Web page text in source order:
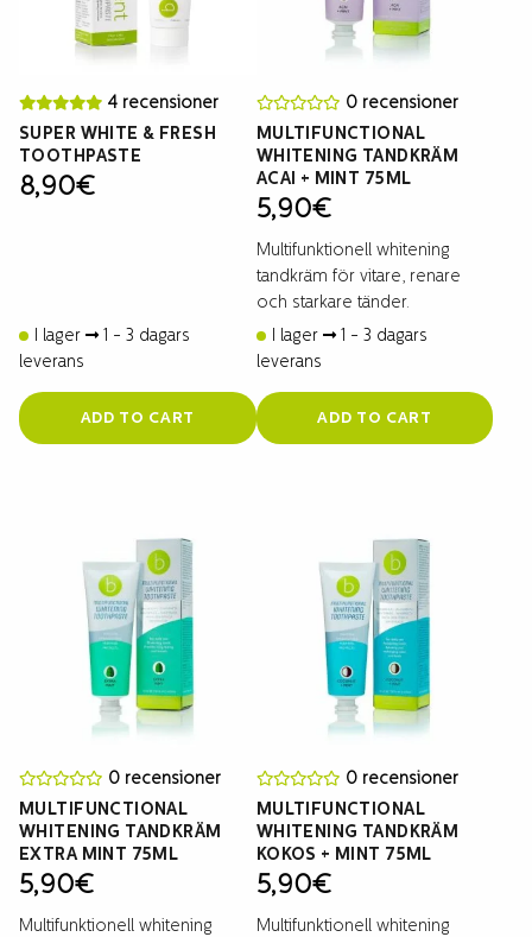
4 recensioner
SUPER WHITE & FRESH
TOOTHPASTE
8,90€
I lager
1 - 3 dagars
leverans
ADD TO CART
0 recensioner
MULTIFUNCTIONAL
WHITENING TANDKRÄM
ACAI + MINT 75ML
5,90€
Multifunktionell whitening
tandkräm för vitare, renare
och starkare tänder.
I lager
1 - 3 dagars
leverans
ADD TO CART
0 recensioner
MULTIFUNCTIONAL
WHITENING TANDKRÄM
EXTRA MINT 75ML
5,90€
Multifunktionell whitening
0 recensioner
MULTIFUNCTIONAL
WHITENING TANDKRÄM
KOKOS + MINT 75ML
5,90€
Multifunktionell whitening